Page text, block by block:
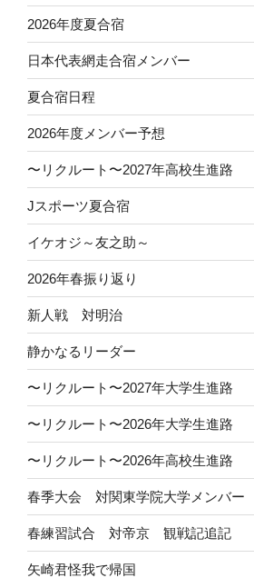
2026年度夏合宿
日本代表網走合宿メンバー
夏合宿日程
2026年度メンバー予想
〜リクルート〜2027年高校生進路
Jスポーツ夏合宿
イケオジ～友之助～
2026年春振り返り
新人戦 対明治
静かなるリーダー
〜リクルート〜2027年大学生進路
〜リクルート〜2026年大学生進路
〜リクルート〜2026年高校生進路
春季大会 対関東学院大学メンバー
春練習試合 対帝京 観戦記追記
矢崎君怪我で帰国